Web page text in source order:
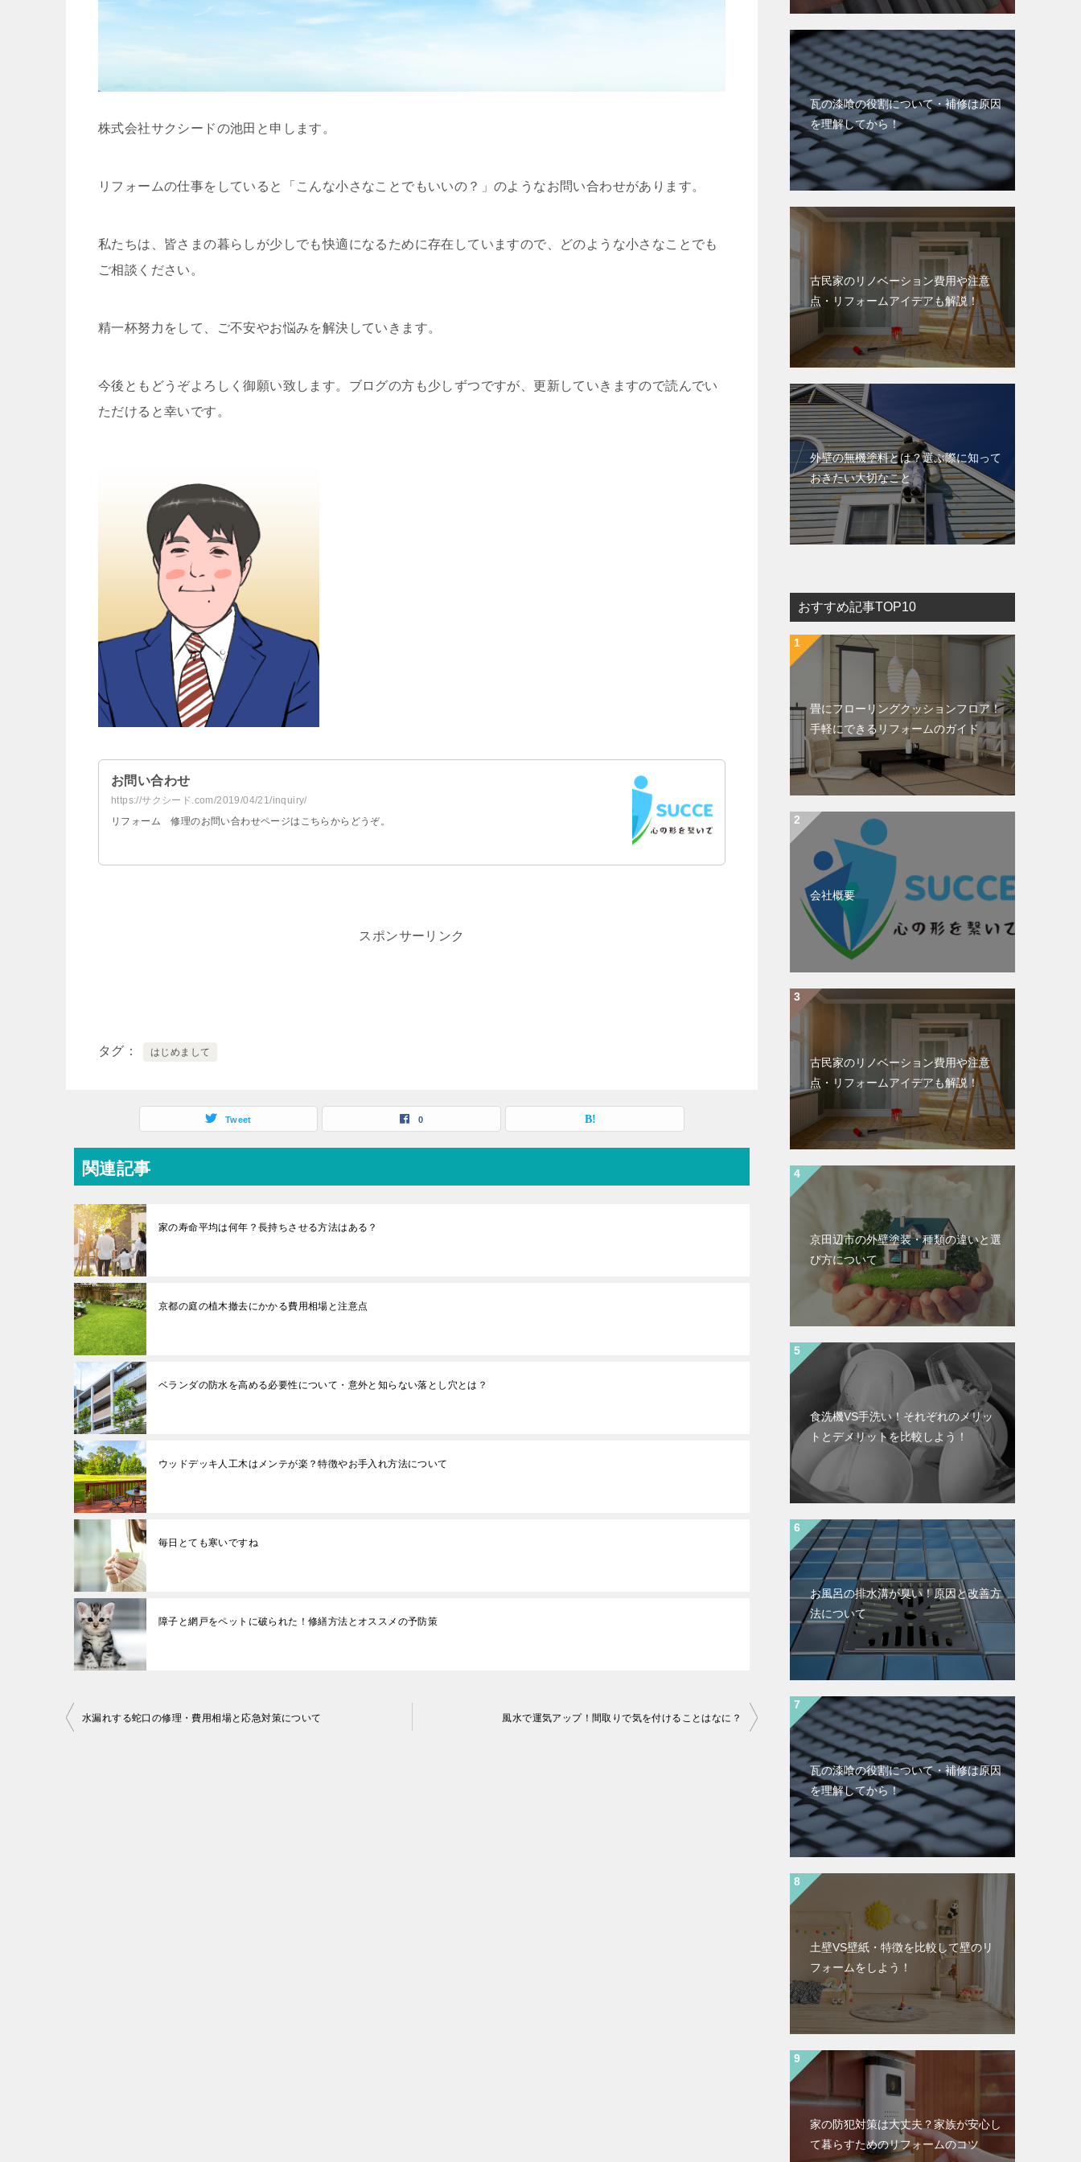
株式会社サクシードの池田と申します。
リフォームの仕事をしていると「こんな小さなことでもいいの？」のようなお問い合わせがあります。
私たちは、皆さまの暮らしが少しでも快適になるために存在していますので、どのような小さなことでも
ご相談ください。
精一杯努力をして、ご不安やお悩みを解決していきます。
今後ともどうぞよろしく御願い致します。ブログの方も少しずつですが、更新していきますので読んでい
ただけると幸いです。
お問い合わせ
https://サクシード.com/2019/04/21/inquiry/
リフォーム 修理のお問い合わせページはこちらからどうぞ。
スポンサーリンク
タグ はじめまして
Tweet 0
関連記事
家の寿命平均は何年？長持ちさせる方法はある？
京都の庭の植木撤去にかかる費用相場と注意点
ベランダの防水を高める必要性について・意外と知らない落とし穴とは？
ウッドデッキ人工木はメンテが楽？特徴やお手入れ方法について
毎日とても寒いですね
障子と網戸をペットに破られた！修繕方法とオススメの予防策
投水漏れする蛇口の修理・費用相場と応急対策について 風水で運気アップ！間取りで気を付けることはなに？
瓦の漆喰の役割について・補修は原因
を理解してから！
古民家のリノベーション費用や注意
点・リフォームアイデアも解説！
外壁の無機塗料とは？選ぶ際に知って
おきたい大切なこと
おすすめ記事TOP10
畳にフローリングクッションフロア！
手軽にできるリフォームのガイド
会社概要
古民家のリノベーション費用や注意
点・リフォームアイデアも解説！
京田辺市の外壁塗装・種類の違いと選
び方について
食洗機VS手洗い！それぞれのメリッ
トとデメリットを比較しよう！
お風呂の排水溝が臭い！原因と改善方
法について
瓦の漆喰の役割について・補修は原因
を理解してから！
土壁VS壁紙・特徴を比較して壁のリ
フォームをしよう！
家の防犯対策は大丈夫？家族が安心し
て暮らすためのリフォームのコツ